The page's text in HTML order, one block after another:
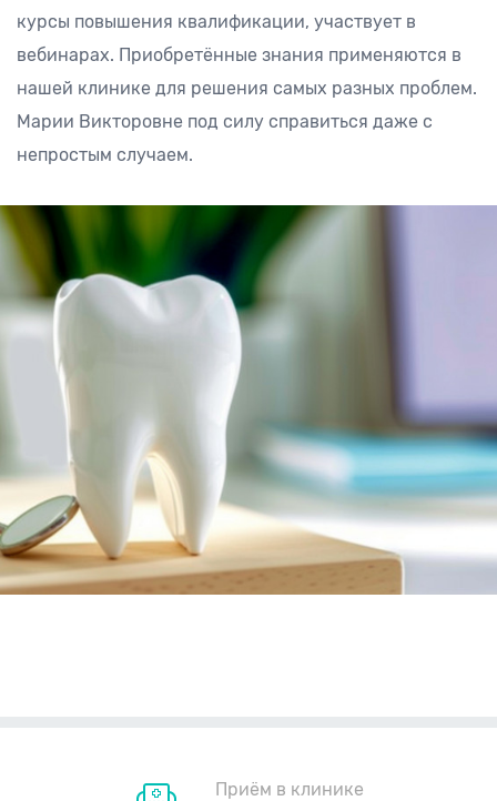
курсы повышения квалификации, участвует в
вебинарах. Приобретённые знания применяются в
нашей клинике для решения самых разных проблем.
Марии Викторовне под силу справиться даже с
непростым случаем.
Приём в клинике